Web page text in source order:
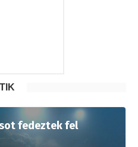
fedeztek fel